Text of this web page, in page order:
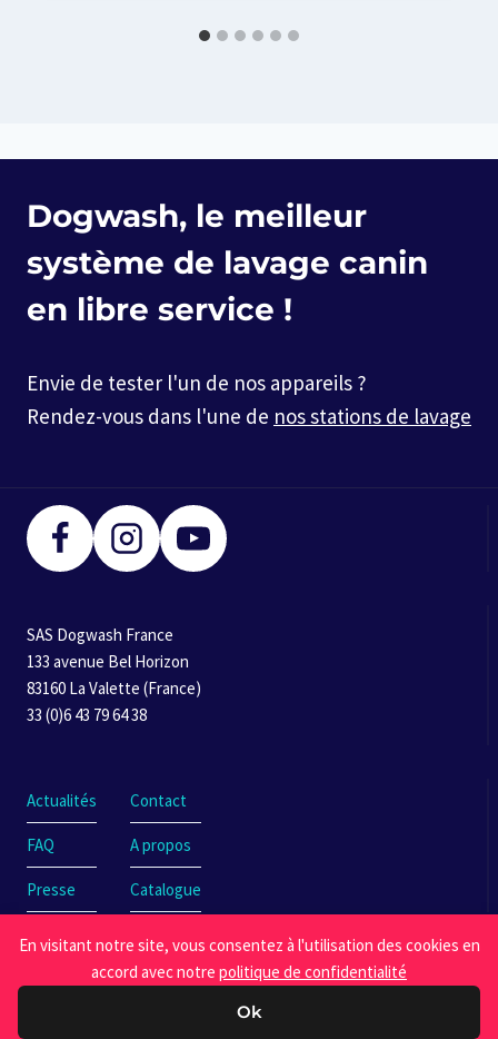
En visitant notre site, vous consentez à l'utilisation des cookies en
accord avec notre politique de confidentialité
Ok
Dogwash, le meilleur
système de lavage canin
en libre service !
Envie de tester l'un de nos appareils ?
Rendez-vous dans l'une de nos stations de lavage
SAS Dogwash France
133 avenue Bel Horizon
83160 La Valette (France)
33 (0)6 43 79 64 38
Actualités
FAQ
Presse
Contact
A propos
Catalogue